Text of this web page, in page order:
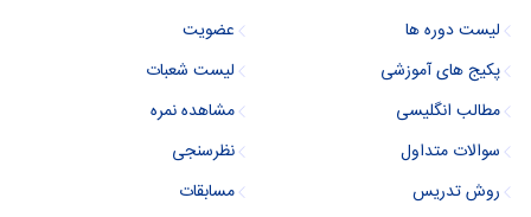
لیست دوره ها
پکیج های آموزشی
مطالب انگلیسی
سوالات متداول
روش تدریس
عضویت
لیست شعبات
مشاهده نمره
نظرسنجی
مسابقات